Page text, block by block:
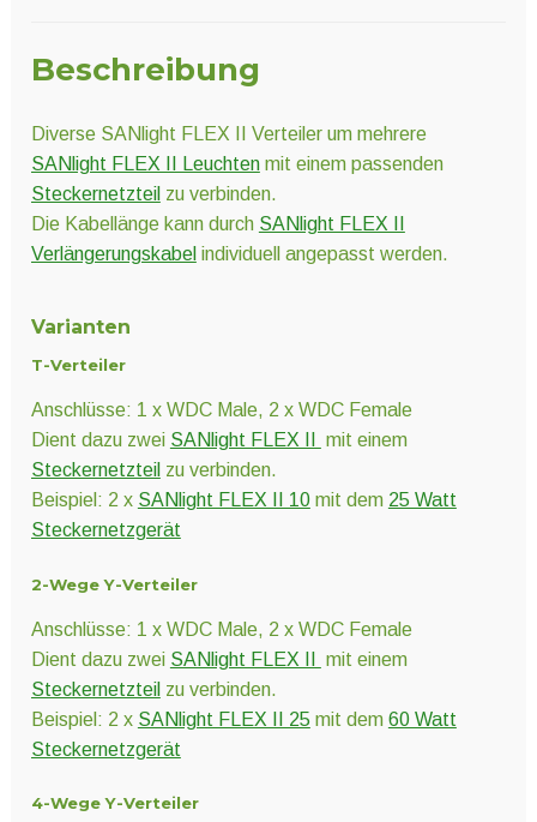
Beschreibung
Diverse SANlight FLEX II Verteiler um mehrere
SANlight FLEX II Leuchtenmit einem passenden
Steckernetzteil zu verbinden.
Die Kabellänge kann durch SANlight FLEX II
Verlängerungskabel individuell angepasst werden.
Varianten
T-Verteiler
Anschlüsse: 1 x WDC Male, 2 x WDC Female
Dient dazu zwei SANlight FLEX II
mit einem
Steckernetzteil zu verbinden.
Beispiel: 2 x SANlight FLEX II 10mit dem 25 Watt
Steckernetzgerät
2-Wege Y-Verteiler
Anschlüsse: 1 x WDC Male, 2 x WDC Female
Dient dazu zwei SANlight FLEX II
mit einem
Steckernetzteil zu verbinden.
Beispiel: 2 x SANlight FLEX II 25mit dem 60 Watt
Steckernetzgerät
4-Wege Y-Verteiler